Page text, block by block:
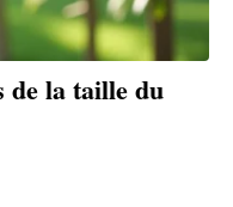
de la taille du